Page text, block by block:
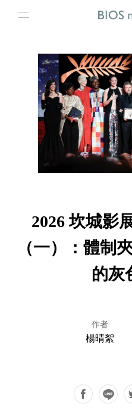
2026 坎城影
（一）：體制
的灰
作者
楊晴絮